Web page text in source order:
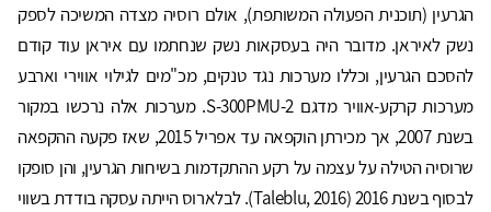
הגרעין (תוכנית הפעולה המשותפת), אולם רוסיה מצדה המשיכה לספק
נשק לאיראן. מדובר היה בעסקאות נשק שנחתמו עם איראן עוד קודם
להסכם הגרעין, וכללו מערכות נגד טנקים, מכ"מים לגילוי אווירי וארבע
מערכות קרקע-אוויר מדגם S-300PMU-2. מערכות אלה נרכשו במקור
בשנת 2007, אך מכירתן הוקפאה עד אפריל 2015, שאז פקעה ההקפאה
שרוסיה הטילה על עצמה על רקע ההתקדמות בשיחות הגרעין, והן סופקו
לבסוף בשנת 2016 (Taleblu, 2016). לבלארוס הייתה עסקה בודדת בשווי